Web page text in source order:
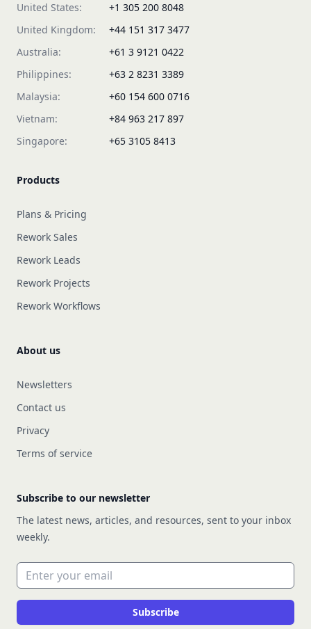
United States:
+1 305 200 8048
United Kingdom:
+44 151 317 3477
Australia:
+61 3 9121 0422
Philippines:
+63 2 8231 3389
Malaysia:
+60 154 600 0716
Vietnam:
+84 963 217 897
Singapore:
+65 3105 8413
Products
Plans & Pricing
Rework Sales
Rework Leads
Rework Projects
Rework Workflows
About us
Newsletters
Contact us
Privacy
Terms of service
Subscribe to our newsletter
The latest news, articles, and resources, sent to your inbox
weekly.
Email address
Subscribe